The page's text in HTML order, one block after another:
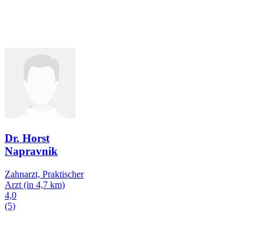
Dr. Horst
Napravnik
Zahnarzt, Praktischer
Arzt (in 4,7 km)
4,0
(5)